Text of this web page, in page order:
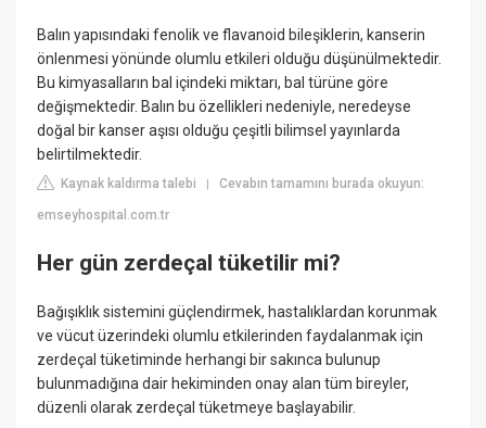
Balın yapısındaki fenolik ve flavanoid bileşiklerin, kanserin
önlenmesi yönünde olumlu etkileri olduğu düşünülmektedir.
Bu kimyasalların bal içindeki miktarı, bal türüne göre
değişmektedir. Balın bu özellikleri nedeniyle, neredeyse
doğal bir kanser aşısı olduğu çeşitli bilimsel yayınlarda
belirtilmektedir.
Kaynak kaldırma talebi |Cevabın tamamını burada okuyun:
emseyhospital.com.tr
Her gün zerdeçal tüketilir mi?
Bağışıklık sistemini güçlendirmek, hastalıklardan korunmak
ve vücut üzerindeki olumlu etkilerinden faydalanmak için
zerdeçal tüketiminde herhangi bir sakınca bulunup
bulunmadığına dair hekiminden onay alan tüm bireyler,
düzenli olarak zerdeçal tüketmeye başlayabilir.